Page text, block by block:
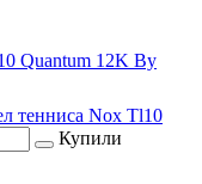
Quantum 12K By
тенниса Nox Tl10
Купили